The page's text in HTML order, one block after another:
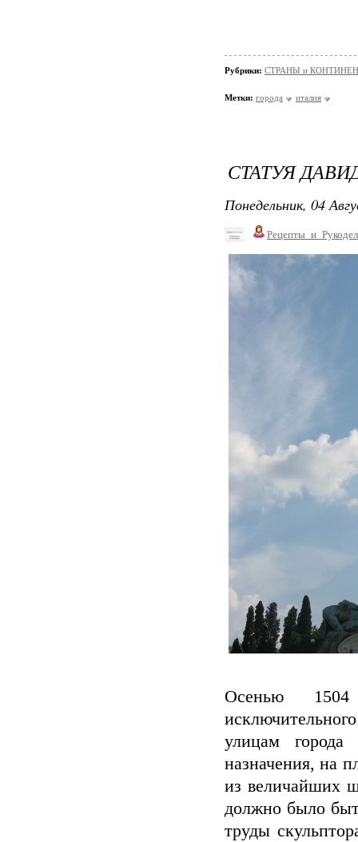
Рубрики: СТРАНЫ и
Метки: города италия
СТАТУЯ
Понедельник, 04
Осенью 1504
улицам
назначения, на
из величайших
должно было
труды